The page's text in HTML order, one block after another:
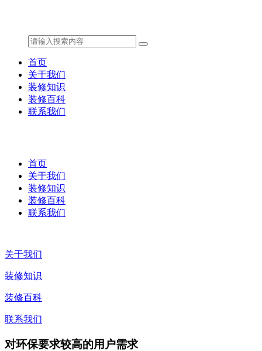
首页
关于我们
装修知识
装修百科
联系我们
首页
关于我们
装修知识
装修百科
联系我们
关于我们
装修知识
装修百科
联系我们
对环保要求较高的用户需求